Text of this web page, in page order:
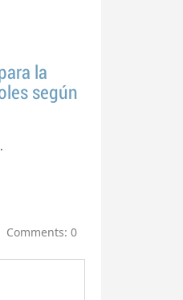
la
según
Comments: 0